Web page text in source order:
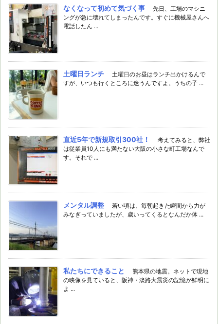
なくなって初めて気づく事
先日、工場のマシニ
ングが急に壊れてしまったんです。すぐに機械屋さんへ
電話したん ...
土曜日ランチ
土曜日のお昼はランチ出かけるんで
すが、いつも行くところに迷うんですよ。うちの子 ...
直近5年で新規取引300社！
考えてみると、弊社
は従業員10人にも満たない大阪の小さな町工場なんで
す。それで ...
メンタル調整
若い頃は、毎朝起きた瞬間から力が
みなぎっていましたが、歳いってくるとなんだか体 ...
私たちにできること
熊本県の地震。ネットで現地
の映像を見ていると、阪神・淡路大震災の記憶が鮮明に
よ ...